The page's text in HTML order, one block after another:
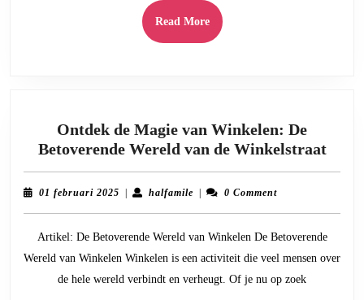
Read MoreRead
More
Ontdek de Magie van Winkelen: De
Betoverende Wereld van de Winkelstraat
de
De
01 februari 2025 01| halfamilehalfamile
| 0 Comment
Artikel: De Betoverende Wereld van Winkelen De Betoverende
Wereld van Winkelen Winkelen is een activiteit die veel mensen over
de hele wereld verbindt en verheugt. Of je nu op zoek